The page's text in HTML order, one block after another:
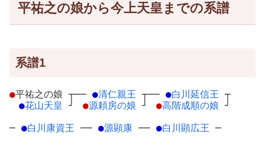
平祐之の娘から今上天皇までの系譜
系譜1
●平祐之の娘 ┬
●花山天皇 ┘
── ●清仁親王 ┬
●源頼房の娘 ┘
── ●白川延信王 ┬
●高階成順の娘 ┘
─ ●白川康資王 ── ●源顕康 ── ●白川顕広王 ─